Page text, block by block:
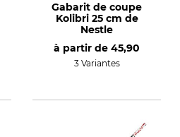
Gabarit de coupe
Kolibri 25 cm de
Nestle
à partir de 45,90
3 Variantes